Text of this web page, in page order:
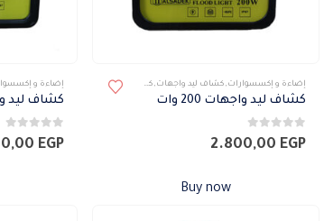
إضاءة و إكسسوارات , كشاف ليد واجهات , كشافات , كشافات خارجى
كشاف ليد واجهات 200 وات
0من 5 2.800,00 EGP
Buy now
إضاءة و
كشاف ليد
0من 5
EGP